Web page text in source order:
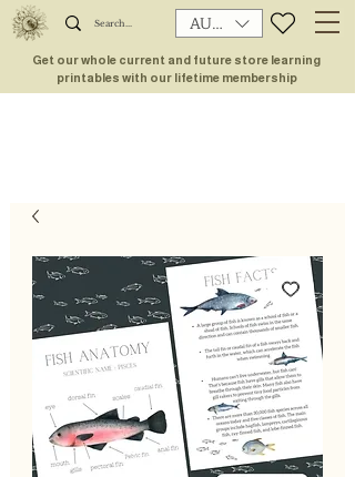
AUD (AU$)
Get our whole current and future store learning
printables with our lifetime membership